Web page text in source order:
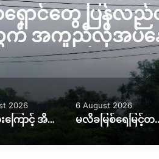
ရှောင်တွေ ပြန်လ
အကူညီလိုအပ်န
2026
ရေဘေးကြောင့် အိမ်ထောင်စု ၇ စု အိမ်ခြေမဲ့၊ KIO ကူညီပေးဖို့စီစဉ်နေ
6 August 2026
မလိခမြစ်ရေမြင့်တက်